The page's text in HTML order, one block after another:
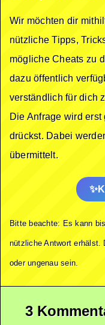
Wir möchten dir
nützliche Tipps,
mögliche Cheats zu
dazu öffentlich
verständlich für dich
Die Anfrage wird
drückst. Dabei
übermittelt.
Bitte beachte: Es kann
nützliche Antwort erhälst.
oder ungenau sein.
3